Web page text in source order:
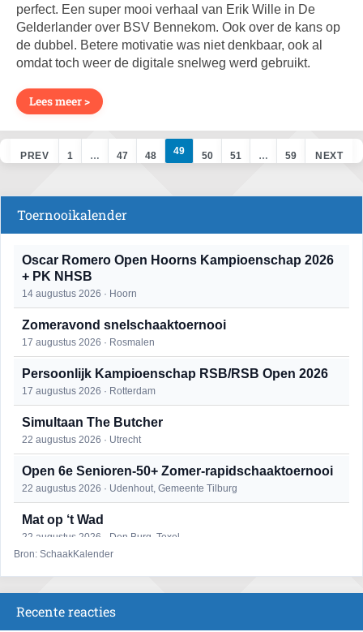
perfect. Een super mooi verhaal van Erik Wille in De
Gelderlander over BSV Bennekom. Ook over de kans op
de dubbel. Betere motivatie was niet denkbaar, ook al
omdat toch weer de digitale snelweg werd gebruikt.
Lees meer >
PREV 1 … 47 48 49 50 51 … 59 NEXT
Toernooikalender
Oscar Romero Open Hoorns Kampioenschap 2026
+ PK NHSB
14 augustus 2026 · Hoorn
Zomeravond snelschaaktoernooi
17 augustus 2026 · Rosmalen
Persoonlijk Kampioenschap RSB/RSB Open 2026
17 augustus 2026 · Rotterdam
Simultaan The Butcher
22 augustus 2026 · Utrecht
Open 6e Senioren-50+ Zomer-rapidschaaktoernooi
22 augustus 2026 · Udenhout, Gemeente Tilburg
Mat op ‘t Wad
22 augustus 2026 · Den Burg, Texel
Open Eemlandtoernooi 2026
Bron: SchaakKalender
Recente reacties